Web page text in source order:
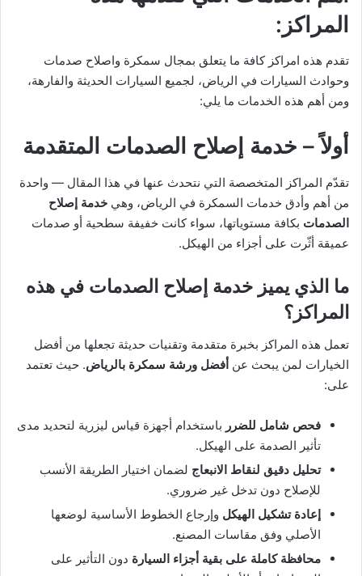
المراكز:
تقدم هذه امراكز كافة ما يتعلق بمجال سمكرة واصلاح صدمات
وحوادث السيارات في الرياض، لجميع السيارات الحديثة والفارهة،
ومن أهم هذه الخدمات ما يلي:
أولاً – خدمة إصلاح الصدمات المتقدمة
تقدّم المراكز المتخصصة التي نتحدث عنها في هذا المقال — واحدة
من أهم وأدق خدمات السمكرة في الرياض، وهي خدمة إصلاح
الصدمات بكافة مستوياتها، سواء كانت خفيفة سطحية أو صدمات
عميقة أثّرت على أجزاء من الهيكل.
ما الذي يميز خدمة إصلاح الصدمات في هذه
المراكز؟
تعمل هذه المراكز بخبرة متقدمة وتقنيات حديثة تجعلها من أفضل
الخيارات لمن يبحث عن أفضل ورشة سمكرة بالرياض. حيث تعتمد
على:
فحص شامل للضرر باستخدام أجهزة قياس ليزرية لتحديد مدى
تأثير الصدمة على الهيكل.
تحليل دقيق لنقاط الانبعاج لضمان اختيار الطريقة الأنسب
للإصلاح دون تدخل غير ضروري.
إعادة تشكيل الهيكل وإرجاع الخطوط الأساسية لوضعها
الأصلي وفق مقاسات المصنع.
محافظة كاملة على بقية أجزاء السيارة دون التأثير على